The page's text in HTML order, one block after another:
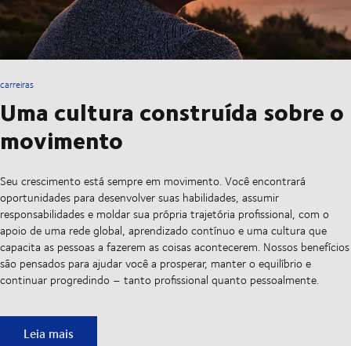
carreiras
Uma cultura construída sobre o
movimento
Seu crescimento está sempre em movimento. Você encontrará
oportunidades para desenvolver suas habilidades, assumir
responsabilidades e moldar sua própria trajetória profissional, com o
apoio de uma rede global, aprendizado contínuo e uma cultura que
capacita as pessoas a fazerem as coisas acontecerem. Nossos benefícios
são pensados para ajudar você a prosperar, manter o equilíbrio e
continuar progredindo – tanto profissional quanto pessoalmente.
Uma cultura construída sobre o movimento
Leia mais